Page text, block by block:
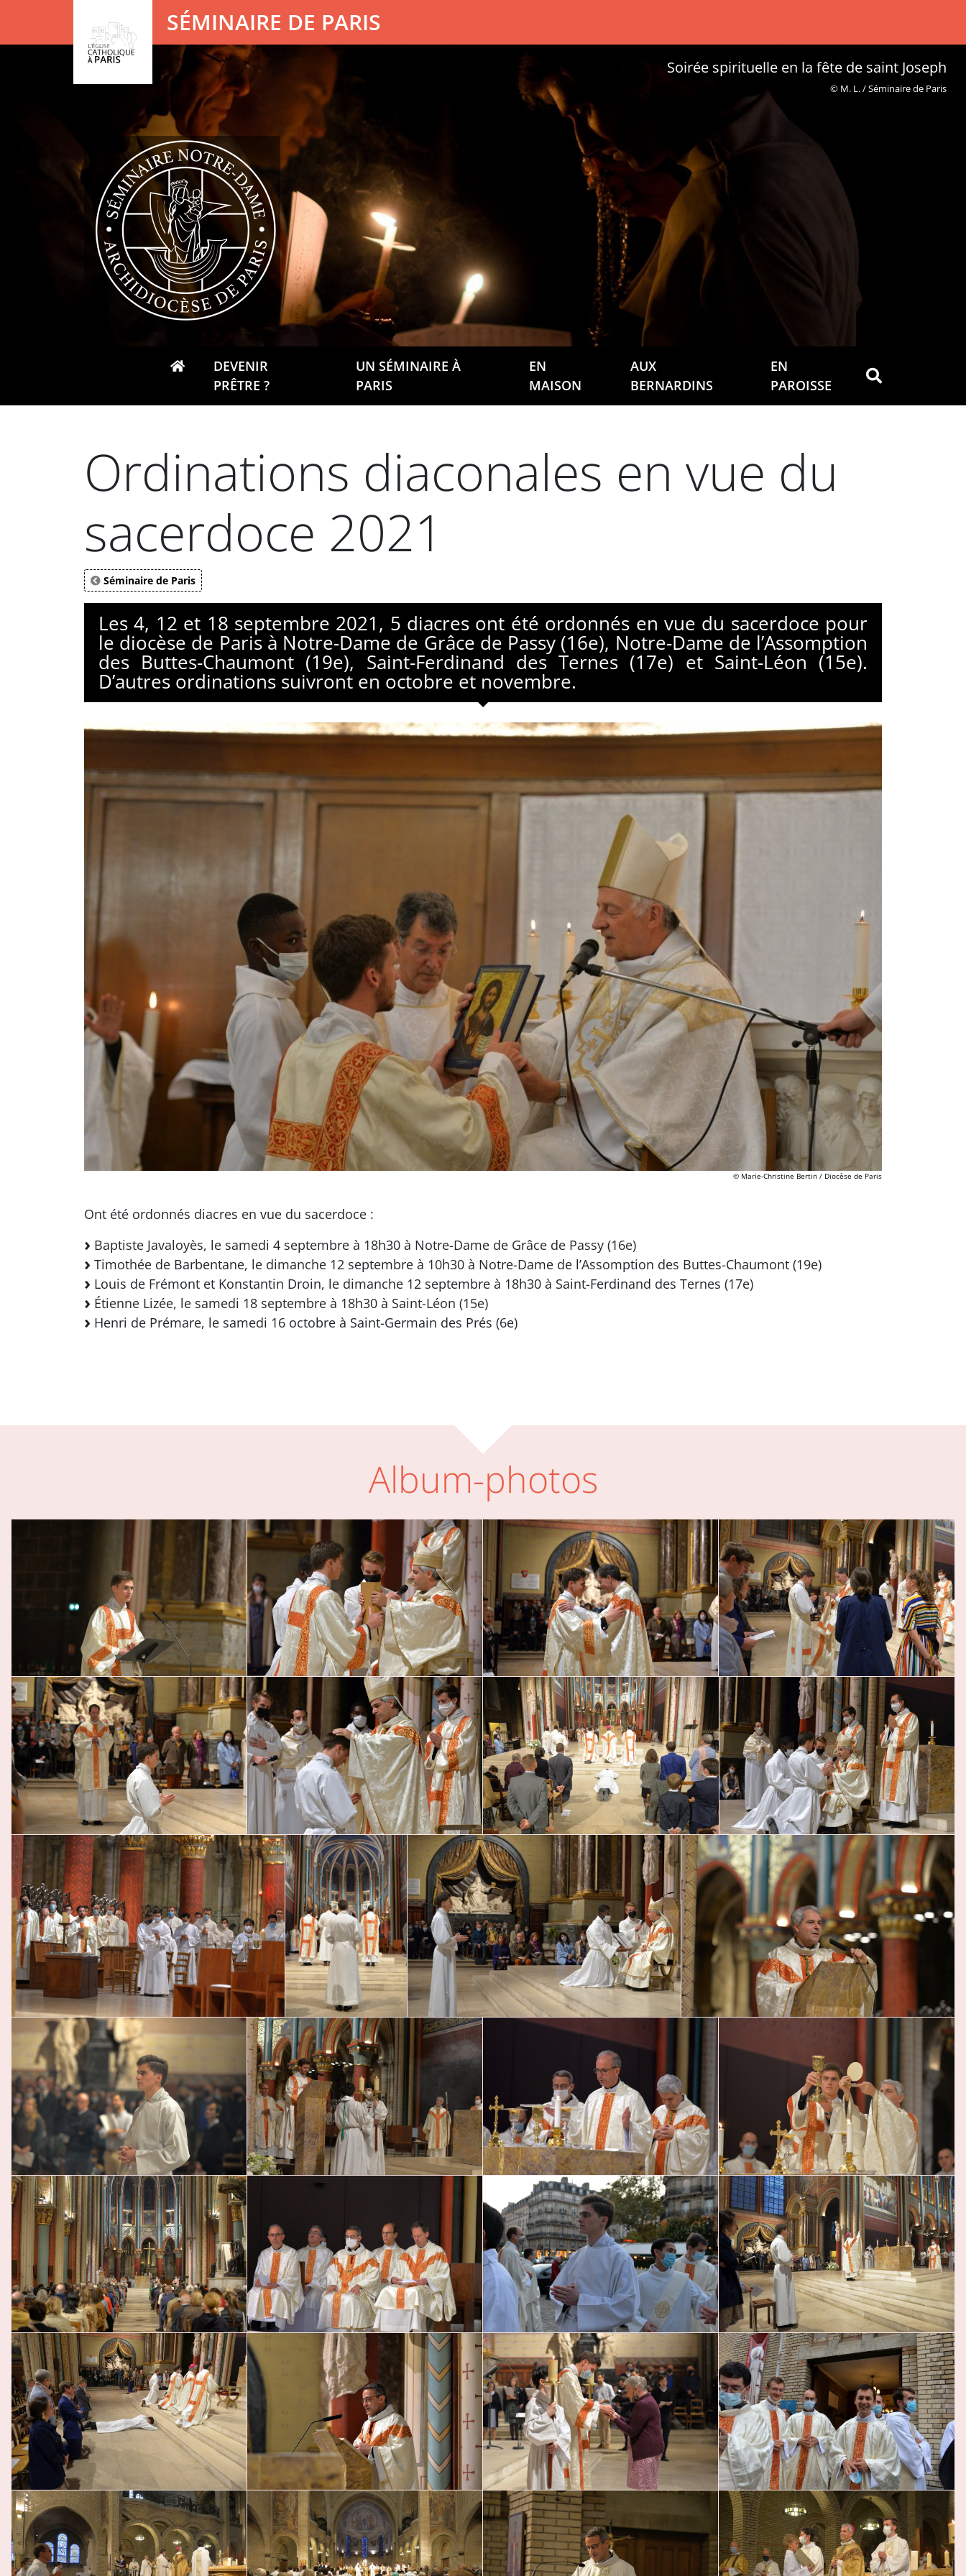
SÉMINAIRE DE PARIS
Votre recherche OK
Tournoi inter-maisons
© M. L. / Séminaire de Paris
DEVENIR
PRÊTRE ?
UN SÉMINAIRE À
PARIS
EN
MAISON
AUX
BERNARDINS
EN
PAROISSE
Ordinations diaconales en vue du
sacerdoce 2021
Séminaire de Paris
Les 4, 12 et 18 septembre 2021, 5 diacres ont été ordonnés en vue du sacerdoce pour
le diocèse de Paris à Notre-Dame de Grâce de Passy (16e), Notre-Dame de l’Assomption
des Buttes-Chaumont (19e), Saint-Ferdinand des Ternes (17e) et Saint-Léon (15e).
D’autres ordinations suivront en octobre et novembre.
© Marie-Christine Bertin / Diocèse de Paris
Ont été ordonnés diacres en vue du sacerdoce :
Baptiste Javaloyès, le samedi 4 septembre à 18h30 à Notre-Dame de Grâce de Passy (16e)
Timothée de Barbentane, le dimanche 12 septembre à 10h30 à Notre-Dame de l’Assomption des Buttes-Chaumont (19e)
Louis de Frémont et Konstantin Droin, le dimanche 12 septembre à 18h30 à Saint-Ferdinand des Ternes (17e)
Étienne Lizée, le samedi 18 septembre à 18h30 à Saint-Léon (15e)
Henri de Prémare, le samedi 16 octobre à Saint-Germain des Prés (6e)
Album-photos